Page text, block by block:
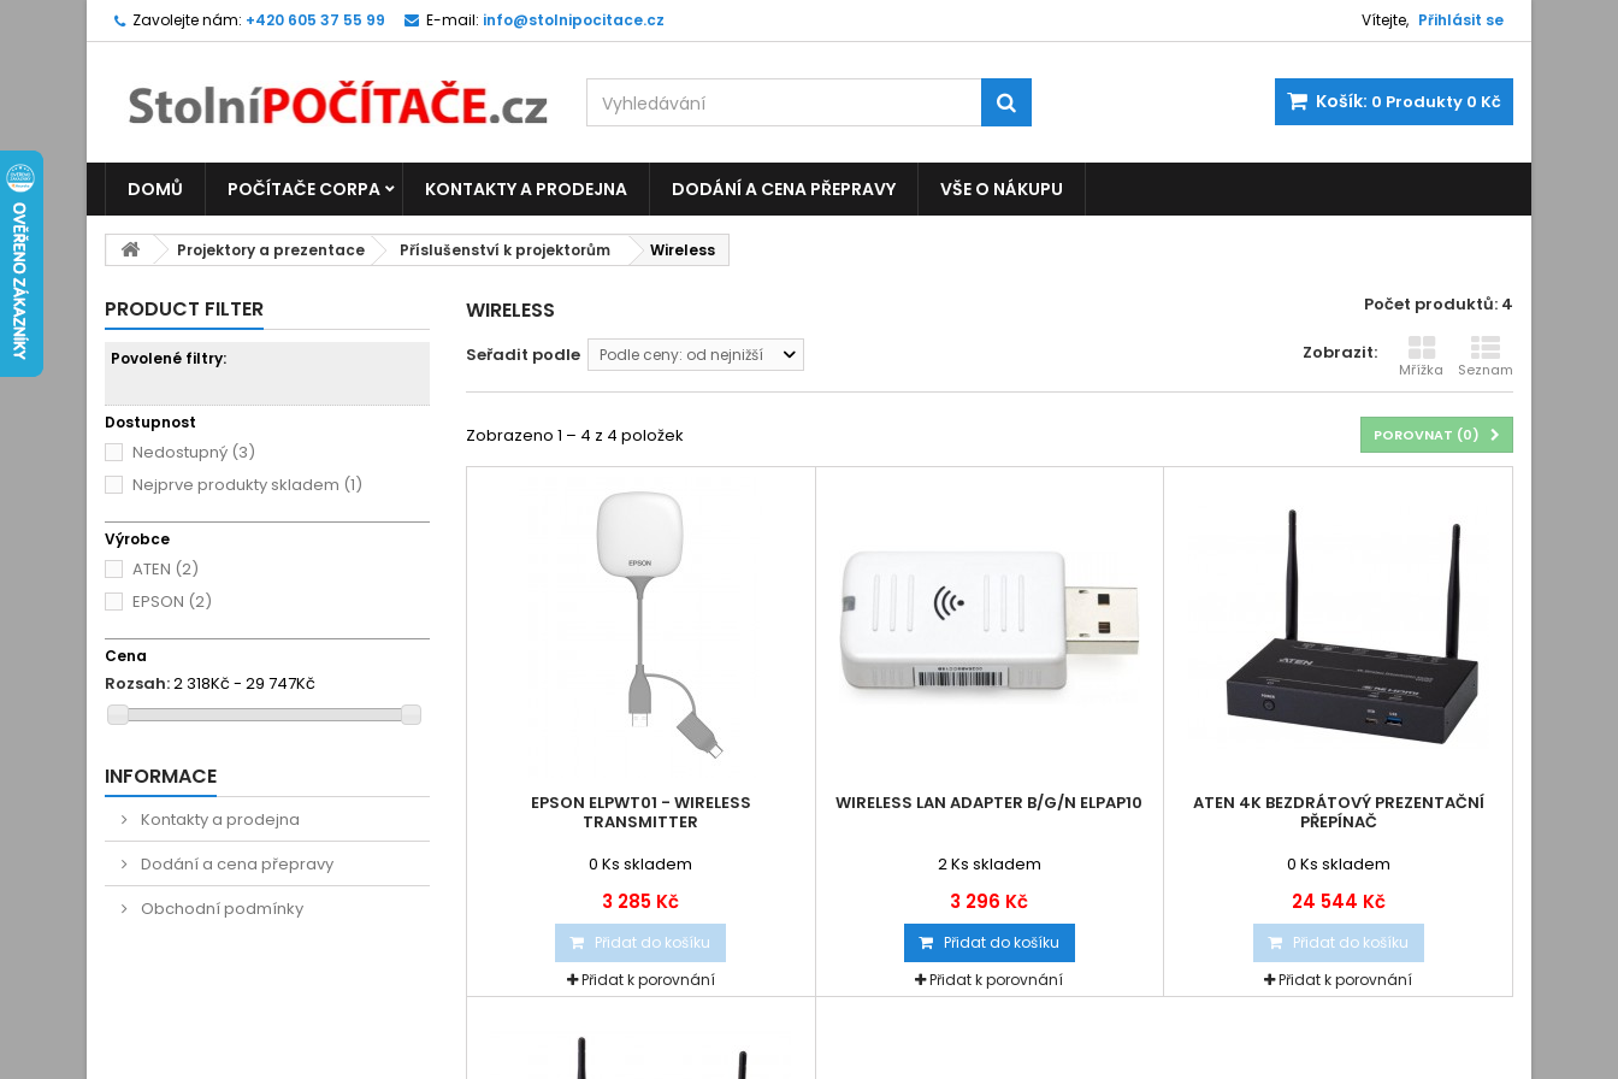
Vítejte, Přihlásit se
Zavolejte nám: +420 605 37 55 99 E-mail: info@stolnipocitace.cz
Košík: 0 Produkty 0 Kč
DOMŮ POČÍTAČE CORPA KONTAKTY A PRODEJNA DODÁNÍ A CENA PŘEPRAVY VŠE O NÁKUPU
Projektory a prezentace Příslušenství k projektorům Wireless
PRODUCT FILTER
Povolené filtry:
Dostupnost
Nedostupný (3)
Nejprve produkty skladem (1)
Výrobce
ATEN (2)
EPSON (2)
Cena
Rozsah:2 318Kč - 29 747Kč
INFORMACE
Kontakty a prodejna
Dodání a cena přepravy
Obchodní podmínky
WIRELESS Počet produktů: 4
Zobrazit:
Mřížka Seznam
Seřadit podle Podle ceny: od nejnižší
POROVNAT (0)
Zobrazeno 1 – 4 z 4 položek
EPSON ELPWT01 - WIRELESS
TRANSMITTER
0 Ks skladem
3 285 Kč
Přidat do košíku
Přidat k porovnání
WIRELESS LAN ADAPTER B/G/N ELPAP10
2Ks skladem
3 296 Kč
Přidat do košíku
Přidat k porovnání
ATEN 4K BEZDRÁTOVÝ PREZENTAČNÍ
PŘEPÍNAČ
0 Ks skladem
24 544 Kč
Přidat do košíku
Přidat k porovnání